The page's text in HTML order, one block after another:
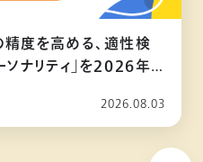
度を高める、適性検
ナリティ」を2026年
2026.08.03